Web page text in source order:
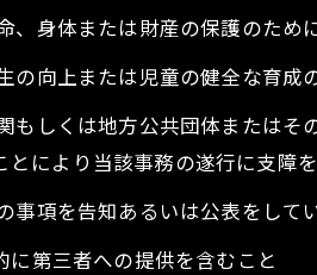
、身体または財産の保護のため
の向上または児童の健全な育成
もしくは地方公共団体または
とにより当該事務の遂行に支障
事項を告知あるいは公表をして
に第三者への提供を含むこと